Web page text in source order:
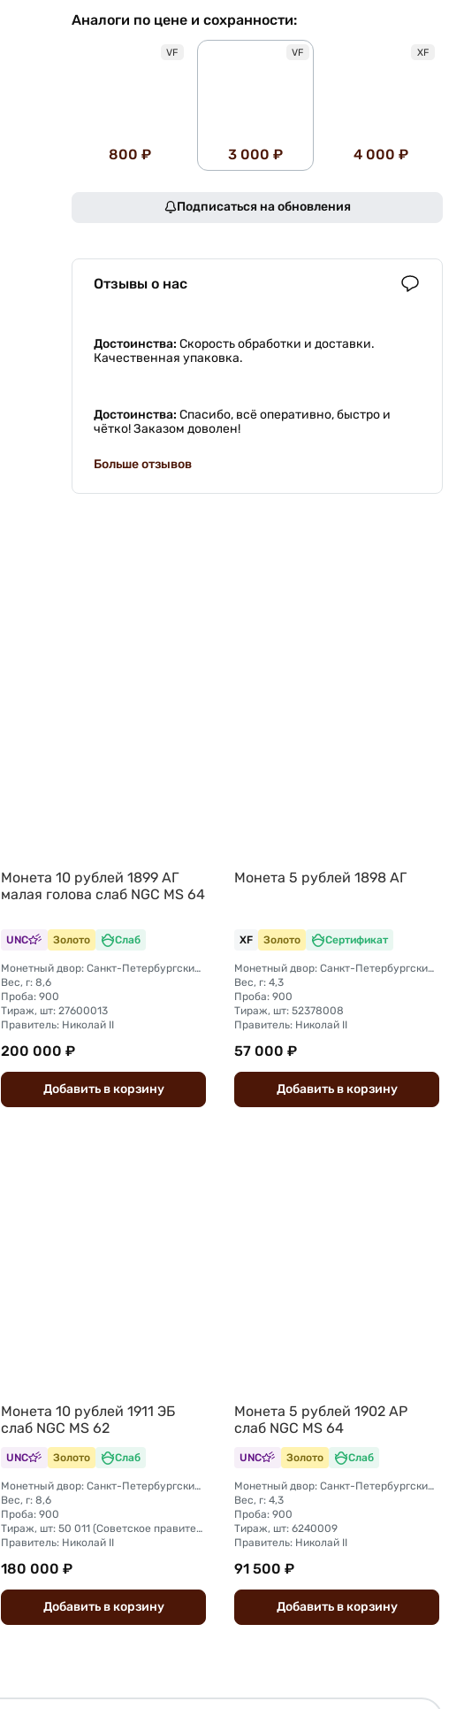
Аналоги по цене и сохранности:
VF
800 ₽
VF
3 000 ₽
XF
4 000 ₽
Подписаться на обновления
Отзывы о нас
Достоинства: Скорость обработки и доставки.
Качественная упаковка.
Достоинства: Спасибо, всё оперативно, быстро и
чётко! Заказом доволен!
Больше отзывов
Монета 10 рублей 1899 АГ
малая голова слаб NGC MS 64
UNC Золото Слаб
Монетный двор: Санкт-Петербургский монетный двор
Вес, г: 8,6
Проба: 900
Тираж, шт: 27600013
Правитель: Николай II
200 000 ₽
Добавить вкорзину
Монета 5 рублей 1898 АГ
XF Золото Сертификат
Монетный двор: Санкт-Петербургский монетный двор
Вес, г: 4,3
Проба: 900
Тираж, шт: 52378008
Правитель: Николай II
57 000 ₽
Добавить вкорзину
Монета 10 рублей 1911 ЭБ
слаб NGC MS 62
UNC Золото Слаб
Монетный двор: Санкт-Петербургский монетный двор
Вес, г: 8,6
Проба: 900
Тираж, шт: 50 011 (Советское правительство с декабря 1925 г. по март 1926 г. отчеканило 2 011 000 10-ти рублевого достоинства царского образца, предположительно штемпелями 1911 г.)
Правитель: Николай II
180 000 ₽
Добавить вкорзину
Монета 5 рублей 1902 АР
слаб NGC MS 64
UNC Золото Слаб
Монетный двор: Санкт-Петербургский монетный двор
Вес, г: 4,3
Проба: 900
Тираж, шт: 6240009
Правитель: Николай II
91 500 ₽
Добавить вкорзину